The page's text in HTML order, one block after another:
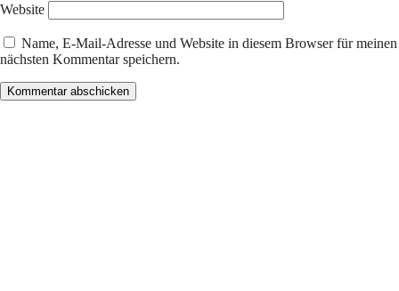
Website
Name, E-Mail-Adresse und Website in diesem Browser für meinen
nächsten Kommentar speichern.